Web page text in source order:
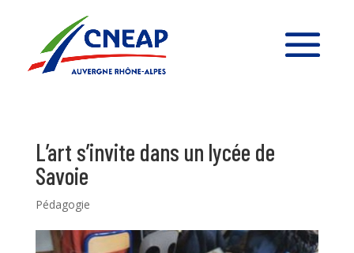
L’art s’invite dans un lycée de
Savoie
Pédagogie